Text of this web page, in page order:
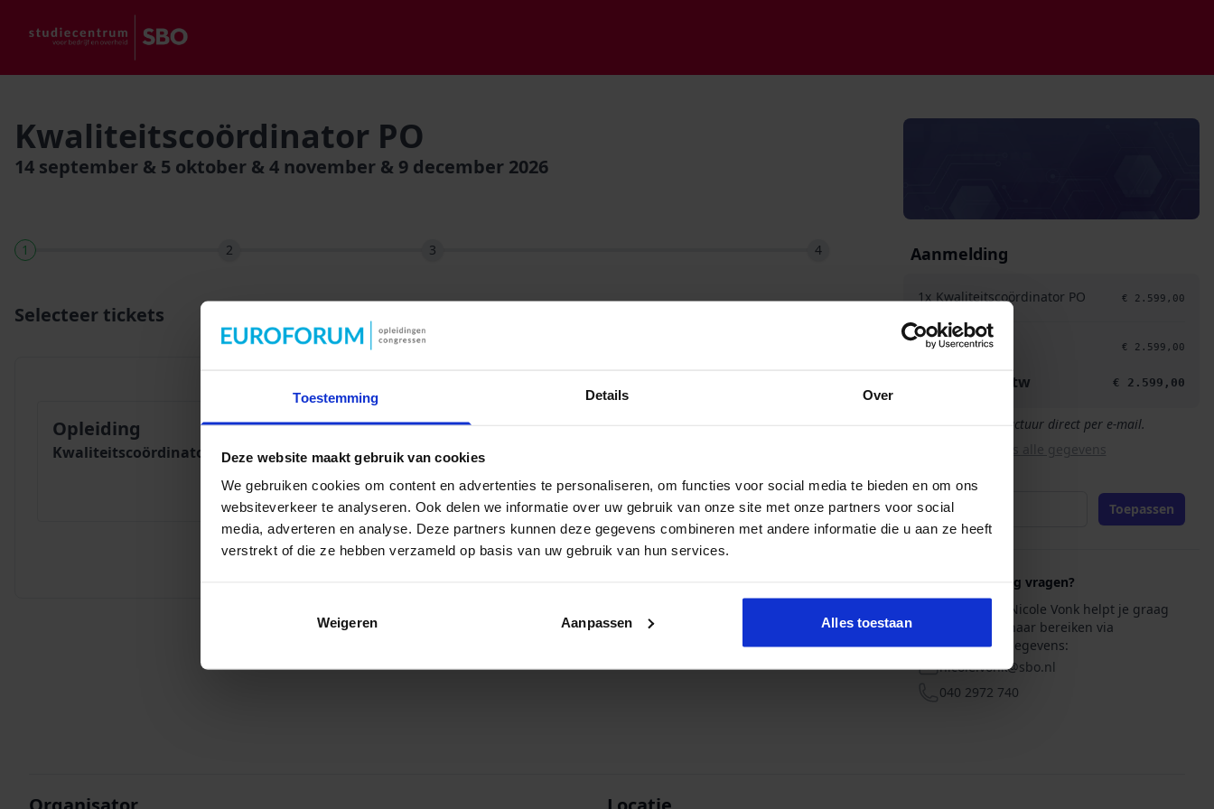
Toestemming Details Over
Deze website maakt gebruik van cookies
We gebruiken cookies om content en advertenties te personaliseren, om functies voor social media te bieden en om ons
websiteverkeer te analyseren. Ook delen we informatie over uw gebruik van onze site met onze partners voor social
media, adverteren en analyse. Deze partners kunnen deze gegevens combineren met andere informatie die u aan ze heeft
verstrekt of die ze hebben verzameld op basis van uw gebruik van hun services.
Weigeren Aanpassen Alles toestaan
Kwaliteitscoördinator PO
14 september & 5 oktober & 4 november & 9 december 2026
1 2 3 4
Selecteer tickets
Opleiding
Kwaliteitscoördinator PO
- +
Aanmelding
1x Kwaliteitscoördinator PO 2.599,00
Subtotaal 2.599,00
Totaal excl. btw 2.599,00
Je ontvangt de factuur direct per e-mail.
Wis alle gegevens
Promotiecode
Toepassen
Heb je nog vragen?
Onze adviseur Nicole Vonk helpt je graag
verder. Je kunt haar bereiken via
onderstaande gegevens:
E-mailnicole.vonk@sbo.nl
Telefoon
040 2972 740